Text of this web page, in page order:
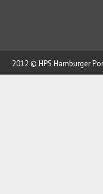
2012 © HPS Hamburger